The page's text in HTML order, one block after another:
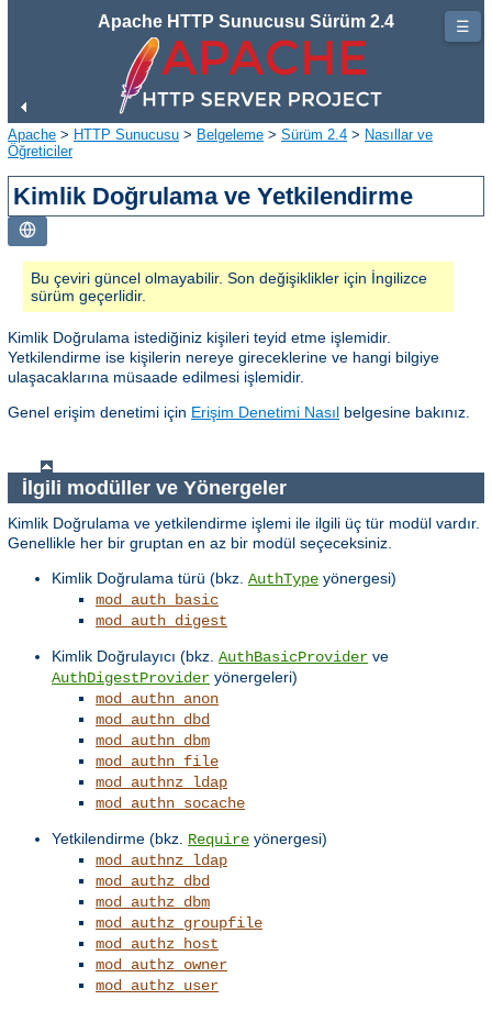
Apache HTTP Sunucusu Sürüm 2.4
Apache > HTTP Sunucusu > Belgeleme > Sürüm 2.4 > Nasıllar ve
Öğreticiler
Kimlik Doğrulama ve Yetkilendirme
Bu çeviri güncel olmayabilir. Son değişiklikler için İngilizce
sürüm geçerlidir.
Kimlik Doğrulama istediğiniz kişileri teyid etme işlemidir.
Yetkilendirme ise kişilerin nereye gireceklerine ve hangi bilgiye
ulaşacaklarına müsaade edilmesi işlemidir.
Genel erişim denetimi için Erişim Denetimi Nasıl belgesine bakınız.
İlgili modüller ve Yönergeler
Kimlik Doğrulama ve yetkilendirme işlemi ile ilgili üç tür modül vardır.
Genellikle her bir gruptan en az bir modül seçeceksiniz.
Kimlik Doğrulama türü (bkz. AuthType yönergesi)
mod_auth_basic
mod_auth_digest
Kimlik Doğrulayıcı (bkz. AuthBasicProvider ve
AuthDigestProvider yönergeleri)
mod_authn_anon
mod_authn_dbd
mod_authn_dbm
mod_authn_file
mod_authnz_ldap
mod_authn_socache
Yetkilendirme (bkz. Require yönergesi)
mod_authnz_ldap
mod_authz_dbd
mod_authz_dbm
mod_authz_groupfile
mod_authz_host
mod_authz_owner
mod_authz_user
☰